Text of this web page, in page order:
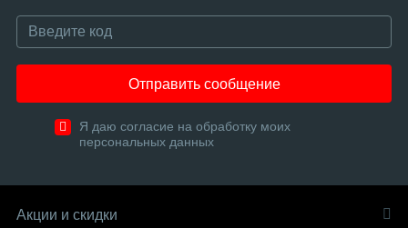
Отправить сообщение
Я даю согласие на обработку моих
персональных данных
Акции и скидки